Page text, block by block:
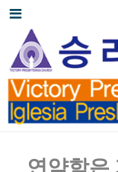
연약함은